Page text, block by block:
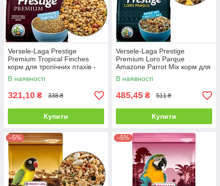
Versele-Laga Prestige
Premium Tropical Finches
корм для тропічних птахів -
0,8 кг
В наявності
321,10 ₴ 338 ₴
Купити
Versele-Laga Prestige
Premium Loro Parque
Amazone Parrot Mix корм для
середніх та великих папуг - 1
кг
В наявності
485,45 ₴ 511 ₴
Купити
–5% –5%